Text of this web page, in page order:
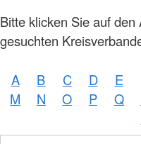
Bitte klicken Sie auf
gesuchten
A B C D E
M
N O P Q